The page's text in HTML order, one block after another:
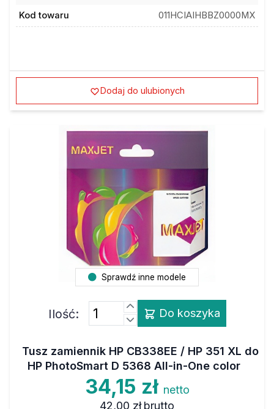
Kod towaru
011HCIAIHBBZ0000MX
Dodaj do ulubionych
Sprawdź inne modele
Ilość: Do koszyka
Tusz zamiennik HP CB338EE / HP 351 XL do
HP PhotoSmart D 5368 All-in-One color
34,15 zł netto
42,00 zł brutto